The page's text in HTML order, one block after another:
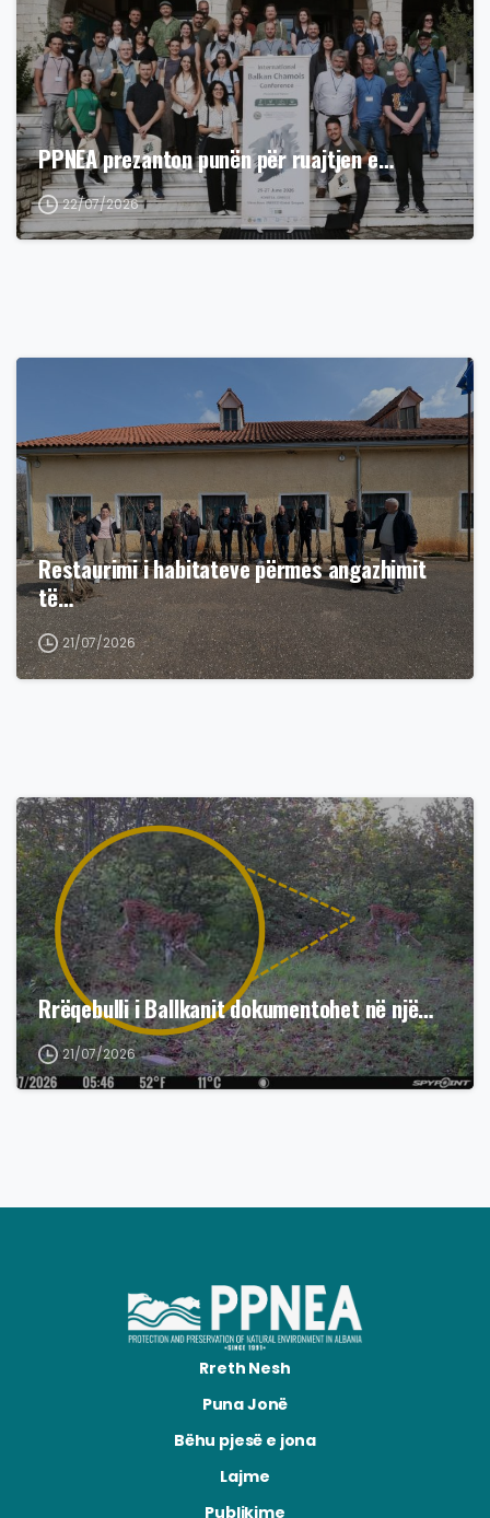
PPNEA prezanton punën për ruajtjen e…
22/07/2026
Restaurimi i habitateve përmes angazhimit
të…
21/07/2026
Rrëqebulli i Ballkanit dokumentohet në një…
21/07/2026
Rreth Nesh
Puna Jonë
Bëhu pjesë e jona
Lajme
Publikime